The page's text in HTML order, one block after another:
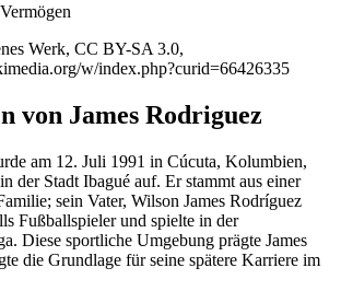
Werk, CC BY-SA 3.0,
w/index.php?curid=66426335
von James Rodriguez
am 12. Juli 1991 in Cúcuta, Kolumbien,
der Stadt Ibagué auf. Er stammt aus einer
sein Vater, Wilson James Rodríguez
Fußballspieler und spielte in der
Diese sportliche Umgebung prägte James
die Grundlage für seine spätere Karriere im